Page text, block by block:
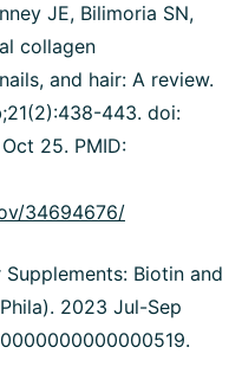
JE, Bilimoria SN,
collagen
and hair: A review.
443. doi:
Oct 25. PMID:
34694676/
Biotin and
2023 Jul-Sep